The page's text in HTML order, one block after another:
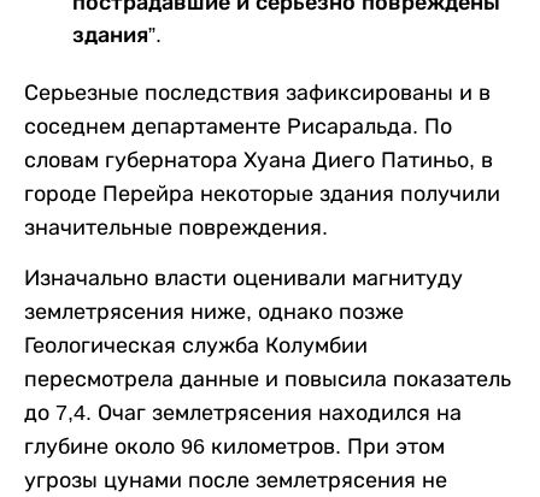
здания”.
Серьезные последствия зафиксированы и в
соседнем департаменте Рисаральда. По
словам губернатора Хуана Диего Патиньо, в
городе Перейра некоторые здания получили
значительные повреждения.
Изначально власти оценивали магнитуду
землетрясения ниже, однако позже
Геологическая служба Колумбии
пересмотрела данные и повысила показатель
до 7,4. Очаг землетрясения находился на
глубине около 96 километров. При этом
угрозы цунами после землетрясения не